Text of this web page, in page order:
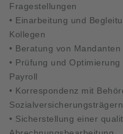
Fragestellungen
• Einarbeitung und
Kollegen
• Beratung von
• Prüfung und
Payroll
• Korrespondenz mit
Sozialversicherungsträgern
• Sicherstellung einer